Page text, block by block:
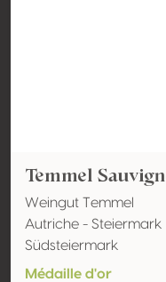
Temmel
Weingut Temmel
Autriche - Steiermark
Südsteiermark
Médaille d'or